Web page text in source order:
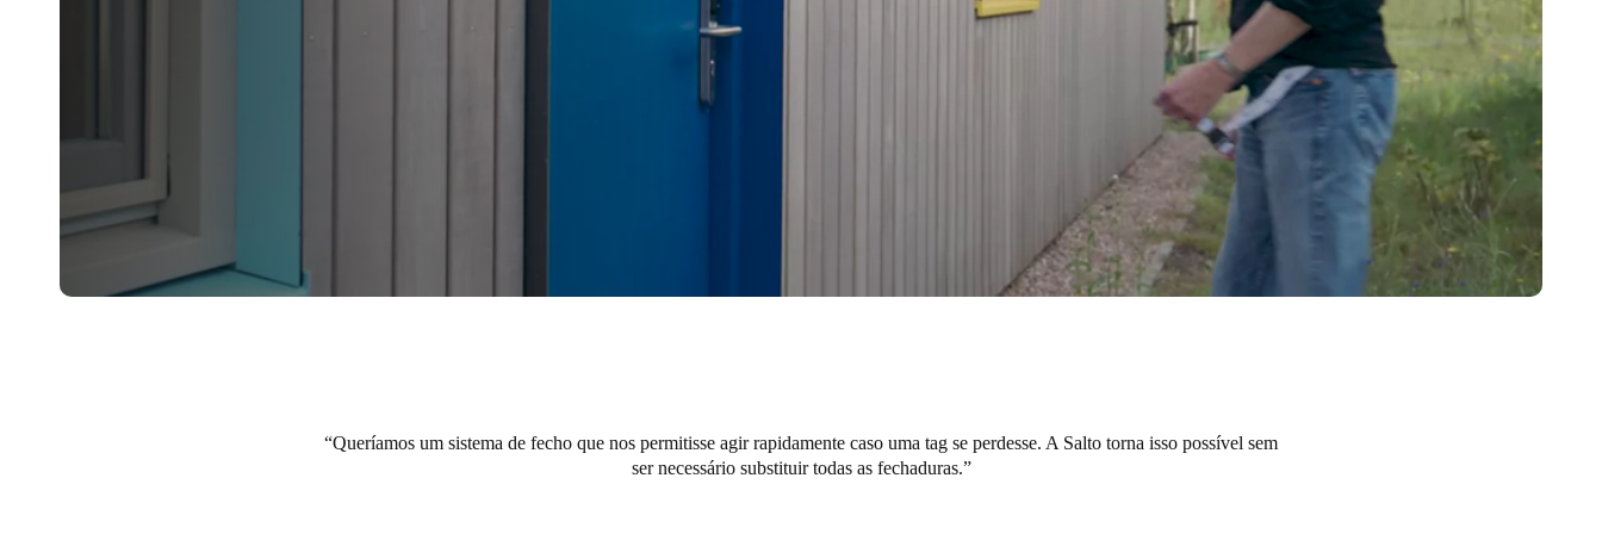
Queríamos um sistema de fecho que nos permitisse agir rapidamente caso uma tag se perdesse. A Salto torna isso possível sem
ser necessário substituir todas as fechaduras.